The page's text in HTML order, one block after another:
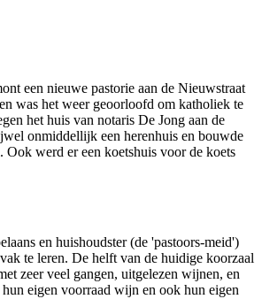
een nieuwe pastorie aan de Nieuwstraat
was het weer geoorloofd om katholiek te
het huis van notaris De Jong aan de
onmiddellijk een herenhuis en bouwde
Ook werd er een koetshuis voor de koets
en huishoudster (de 'pastoors-meid')
te leren. De helft van de huidige koorzaal
zeer veel gangen, uitgelezen wijnen, en
eigen voorraad wijn en ook hun eigen